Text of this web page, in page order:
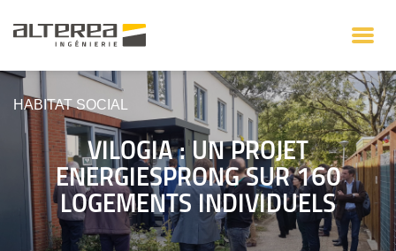
HABITAT SOCIAL
VILOGIA : UN PROJET
ENERGIESPRONG SUR 160
LOGEMENTS INDIVIDUELS